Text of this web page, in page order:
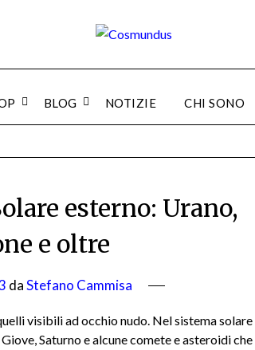
BLOG NOTIZIE CHI SONO
esterno: Urano,
e oltre
daStefano Cammisa
visibili ad occhio nudo. Nel sistema solare
Saturno e alcune comete e asteroidi che